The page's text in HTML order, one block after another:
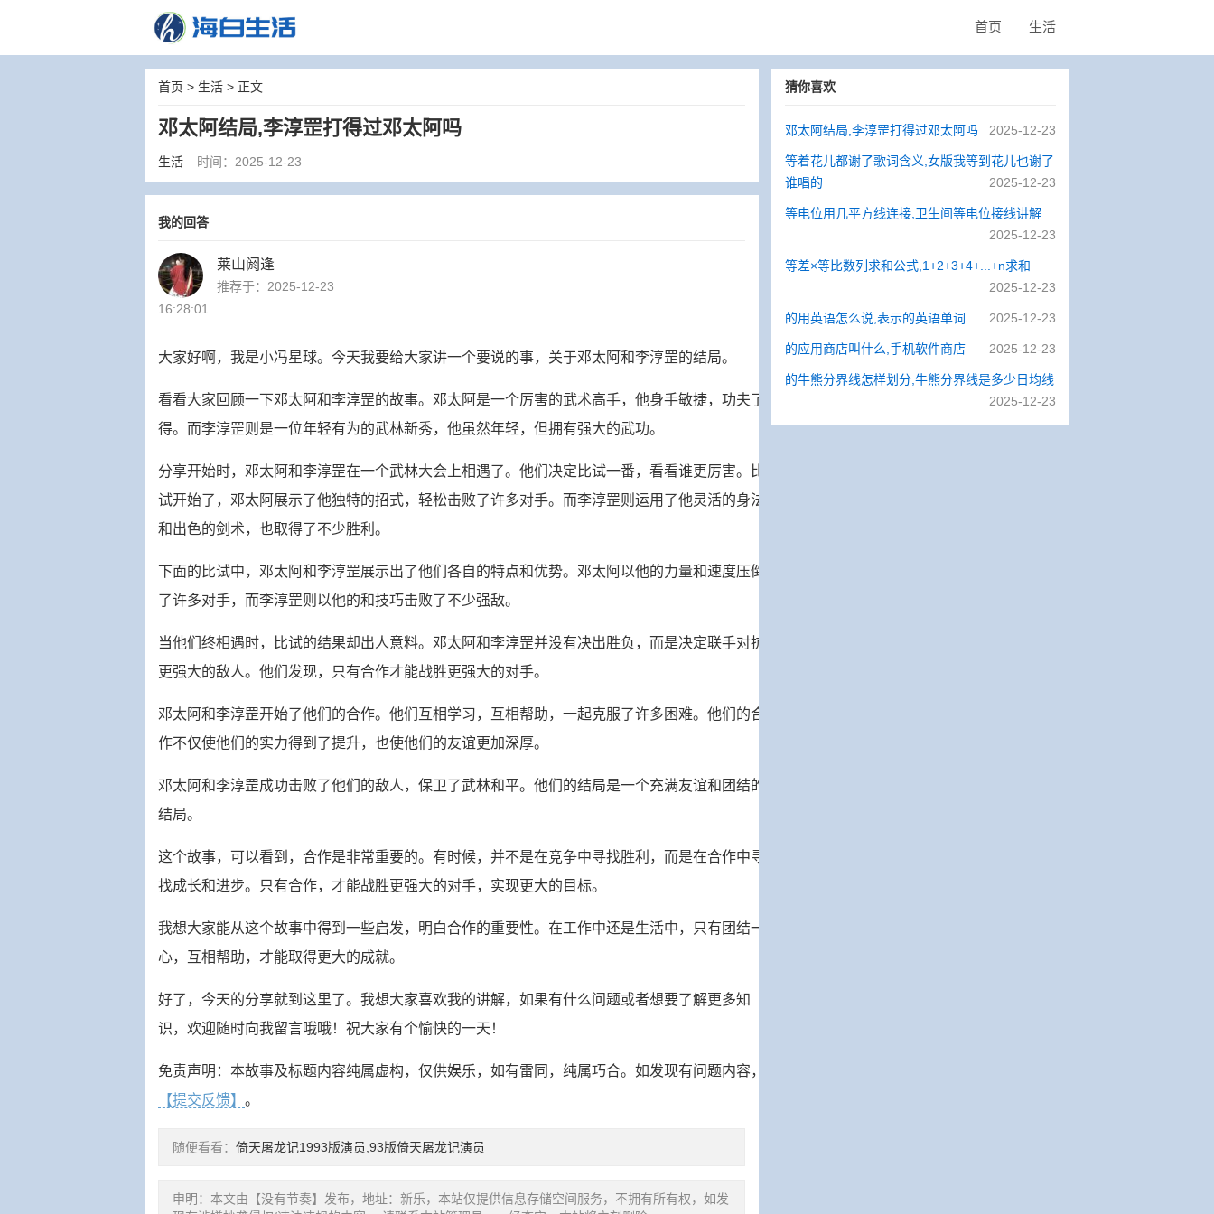
首页 生活
首页 > 生活 > 正文
邓太阿结局,李淳罡打得过邓太阿吗
生活 时间：2025-12-23
我的回答
莱山阏逢
推荐于：2025-12-23
16:28:01
大家好啊，我是小冯星球。今天我要给大家讲一个要说的事，关于邓太阿和李淳罡的结局。
看看大家回顾一下邓太阿和李淳罡的故事。邓太阿是一个厉害的武术高手，他身手敏捷，功夫了
得。而李淳罡则是一位年轻有为的武林新秀，他虽然年轻，但拥有强大的武功。
分享开始时，邓太阿和李淳罡在一个武林大会上相遇了。他们决定比试一番，看看谁更厉害。比
试开始了，邓太阿展示了他独特的招式，轻松击败了许多对手。而李淳罡则运用了他灵活的身法
和出色的剑术，也取得了不少胜利。
下面的比试中，邓太阿和李淳罡展示出了他们各自的特点和优势。邓太阿以他的力量和速度压倒
了许多对手，而李淳罡则以他的和技巧击败了不少强敌。
当他们终相遇时，比试的结果却出人意料。邓太阿和李淳罡并没有决出胜负，而是决定联手对抗
更强大的敌人。他们发现，只有合作才能战胜更强大的对手。
邓太阿和李淳罡开始了他们的合作。他们互相学习，互相帮助，一起克服了许多困难。他们的合
作不仅使他们的实力得到了提升，也使他们的友谊更加深厚。
邓太阿和李淳罡成功击败了他们的敌人，保卫了武林和平。他们的结局是一个充满友谊和团结的
结局。
这个故事，可以看到，合作是非常重要的。有时候，并不是在竞争中寻找胜利，而是在合作中寻
找成长和进步。只有合作，才能战胜更强大的对手，实现更大的目标。
我想大家能从这个故事中得到一些启发，明白合作的重要性。在工作中还是生活中，只有团结一
心，互相帮助，才能取得更大的成就。
好了，今天的分享就到这里了。我想大家喜欢我的讲解，如果有什么问题或者想要了解更多知
识，欢迎随时向我留言哦哦！祝大家有个愉快的一天！
免责声明：本故事及标题内容纯属虚构，仅供娱乐，如有雷同，纯属巧合。如发现有问题内容，
【提交反馈】 。
随便看看： 倚天屠龙记1993版演员,93版倚天屠龙记演员
申明：本文由【没有节奏】发布，地址：新乐，本站仅提供信息存储空间服务，不拥有所有权，如发
猜你喜欢
邓太阿结局,李淳罡打得过邓太阿吗 2025-12-23
等着花儿都谢了歌词含义,女版我等到花儿也谢了
谁唱的
2025-12-23
等电位用几平方线连接,卫生间等电位接线讲解
2025-12-23
等差×等比数列求和公式,1+2+3+4+...+n求和
2025-12-23
的用英语怎么说,表示的英语单词 2025-12-23
的应用商店叫什么,手机软件商店 2025-12-23
的牛熊分界线怎样划分,牛熊分界线是多少日均线
2025-12-23